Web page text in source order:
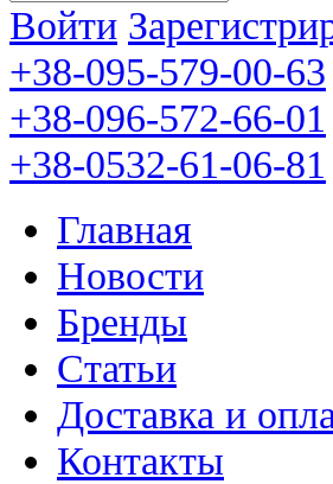
Войти
+38-095-579-00-63
+38-096-572-66-01
+38-0532-61-06-81
Главная
Новости
Бренды
Статьи
Доставка и
Контакты